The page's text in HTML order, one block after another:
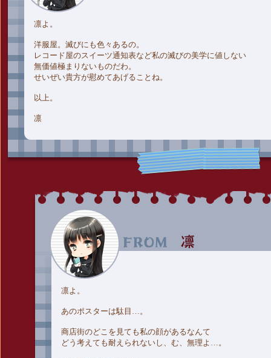
凛よ。
洋服屋。滅びにも色々あるの。
レコード屋のスイーツ通知表など私の滅びの美学に値しない
無価値極まりないものだわ。
せいぜい貴方が慰めてあげることね。
以上。
凛
凛よ。
あのポスターは駄目…。
商店街のどこを見ても私の顔があるなんて
どう考えても耐えられないし、む、無理よ…。